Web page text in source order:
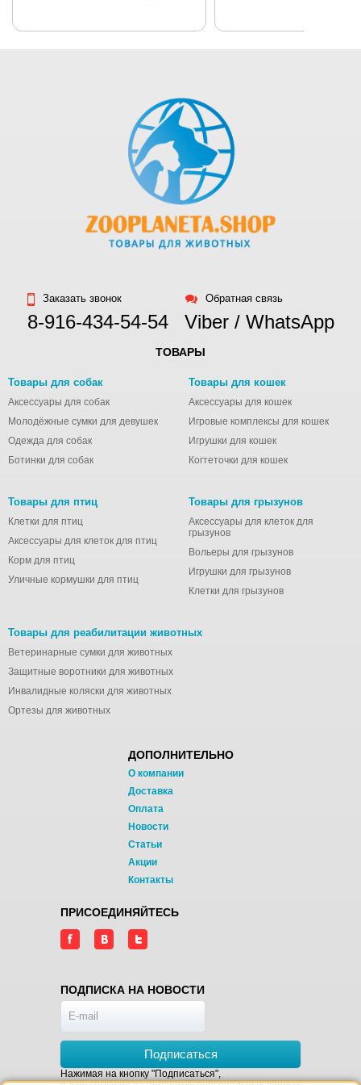
см.
Заказать звонок
8-916-434-54-54
Обратная связь
Viber / WhatsApp
ТОВАРЫ
Товары для собак
Аксессуары для собак
Молодёжные сумки для девушек
Одежда для собак
Ботинки для собак
Товары для кошек
Аксессуары для кошек
Игровые комплексы для кошек
Игрушки для кошек
Когтеточки для кошек
Товары для птиц
Клетки для птиц
Аксессуары для клеток для птиц
Корм для птиц
Уличные кормушки для птиц
Товары для грызунов
Аксессуары для клеток для
грызунов
Вольеры для грызунов
Игрушки для грызунов
Клетки для грызунов
Товары для реабилитации животных
Ветеринарные сумки для животных
Защитные воротники для животных
Инвалидные коляски для животных
Ортезы для животных
ДОПОЛНИТЕЛЬНО
О компании
Доставка
Оплата
Новости
Статьи
Акции
Контакты
ПРИСОЕДИНЯЙТЕСЬ
ПОДПИСКА НА НОВОСТИ
Подписаться
Нажимая на кнопку "Подписаться",